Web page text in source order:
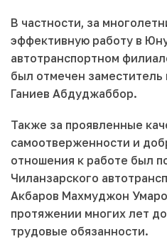
В частности, за
эффективную работу в
автотранспортном
был отмечен заместитель
Ганиев Абдуджаббор.
Также за проявленные
самоотверженности и
отношения к работе был
Чиланзарского
Акбаров Махмуджон
протяжении многих лет
трудовые обязанности.